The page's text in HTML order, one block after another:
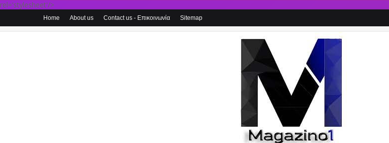
rel='stylesheet'/>
Home About us Contact us - Επικοινωνία Sitemap